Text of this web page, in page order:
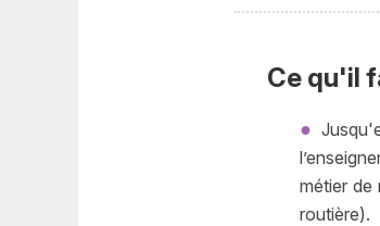
Ce qu'il
métier de
routière).